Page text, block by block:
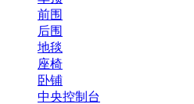
前围
后围
地毯
座椅
卧铺
中央控制台